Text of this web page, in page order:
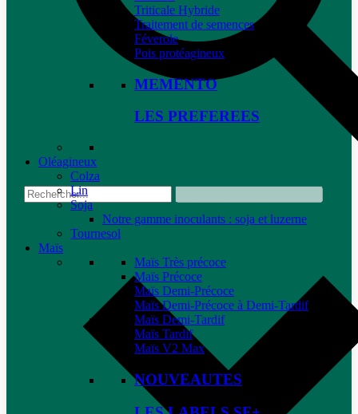
Triticale Hybride
Traitement de semences
Féverole
Pois protéagineux
MEMENTO
LES PREFEREES
Oléagineux
Colza
Lin
Soja
Notre gamme inoculants : soja et luzerne
Tournesol
Maïs
Maïs Très précoce
Maïs Précoce
Maïs Demi-Précoce
Maïs Demi-Précoce à Demi-Tardif
Maïs Demi-Tardif
Maïs Tardif
Maïs V2 Max
NOUVEAUTES